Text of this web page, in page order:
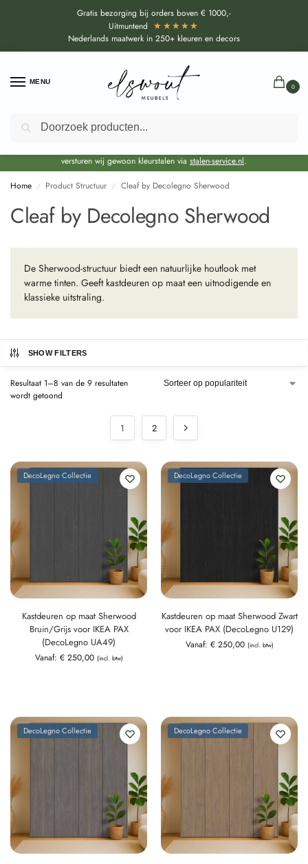
Gratis bezorging bij orders boven € 1000,-
Uitmuntend ★★★★★
Nederlands maatwerk in 250+ kleuren en decors
MENU
0
Door de bouwvakperiode geldt voor alle collecties momenteel een EXTRA
levertijd van circa 3-4 weken bovenop de reguliere levertijd.
versturen wij gewoon kleurstalen via stalen-service.nl.
Home / Product Structuur / Cleaf by Decolegno Sherwood
Cleaf by Decolegno Sherwood
De Sherwood-structuur biedt een natuurlijke houtlook met
warme tinten. Geeft kastdeuren op maat een uitnodigende en
klassieke uitstraling.
SHOW FILTERS
Resultaat 1–8 van de 9 resultaten
wordt getoond
1 2
DecoLegno Collectie
Kastdeuren op maat Sherwood
Bruin/Grijs voor IKEA PAX
(DecoLegno UA49)
Vanaf: €250,00 (incl. btw)
DecoLegno Collectie
Kastdeuren op maat Sherwood Zwart
voor IKEA PAX (DecoLegno U129)
Vanaf: €250,00 (incl. btw)
DecoLegno Collectie DecoLegno Collectie